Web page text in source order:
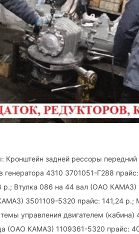
Кронштейн задней рессоры
генератора 4310 3701051-Г288
Втулка 086 на 44 вал (ОАО КАМАЗ)
3501109-5320 прайс: 141,24
управления двигателем
(ОАО КАМАЗ) 1109361-5320 прайс: